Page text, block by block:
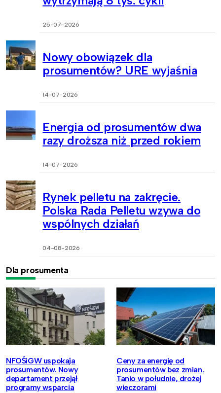
25-07-2026
Nowy obowiązek dla
prosumentów? URE wyjaśnia
14-07-2026
Energia od prosumentów dwa
razy droższa niż przed rokiem
14-07-2026
Rynek pelletu na zakręcie.
Polska Rada Pelletu wzywa do
wspólnych działań
04-08-2026
Dla prosumenta
NFOŚiGW uspokaja
prosumentów. Nowy
departament przejął
programy wsparcia
Ceny za energię od
prosumentów bez zmian.
Tanio w południe, drożej
wieczorami